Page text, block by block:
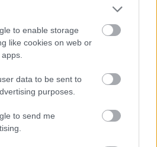
to enable storage
like cookies on web or
data to be sent to
purposes.
to send me
Csak nem leszünk tőle
hogy a Fidesz
politikusai már most